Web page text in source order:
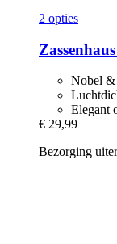
2 opties
Zassenhaus
Nobel &
Elegant
€ 29,99
Bezorging